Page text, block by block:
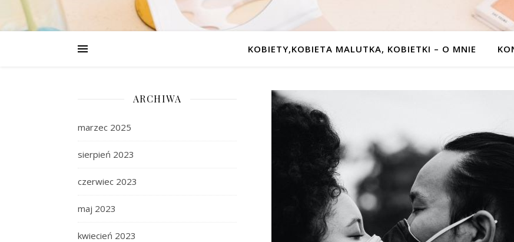
KOBIETY,KOBIETA MALUTKA, KOBIETKI – O MNIE
ARCHIWA
marzec 2025
sierpień 2023
czerwiec 2023
maj 2023
kwiecień 2023